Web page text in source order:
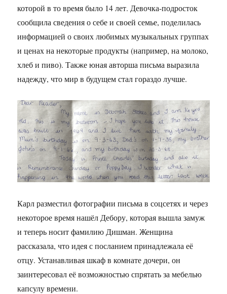
которой в то время было 14 лет. Девочка-подросток
сообщила сведения о себе и своей семье, поделилась
информацией о своих любимых музыкальных группах
и ценах на некоторые продукты (например, на молоко,
хлеб и пиво). Также юная авторша письма выразила
надежду, что мир в будущем стал гораздо лучше.
Карл разместил фотографии письма в соцсетях и через
некоторое время нашёл Дебору, которая вышла замуж
и теперь носит фамилию Дишман. Женщина
рассказала, что идея с посланием принадлежала её
отцу. Устанавливая шкаф в комнате дочери, он
заинтересовал её возможностью спрятать за мебелью
капсулу времени.